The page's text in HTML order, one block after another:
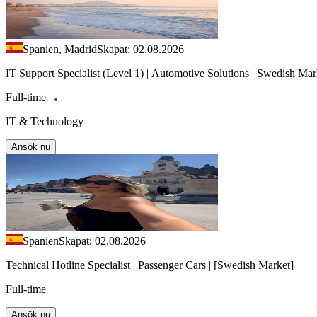
Spanien, MadridSkapat: 02.08.2026
IT Support Specialist (Level 1) | Automotive Solutions | Swedish
Full-time
IT & Technology
Ansök nu
SpanienSkapat: 02.08.2026
Technical Hotline Specialist | Passenger Cars | [Swedish Market]
Full-time
Ansök nu